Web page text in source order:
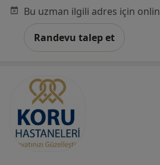
Randevu talep et